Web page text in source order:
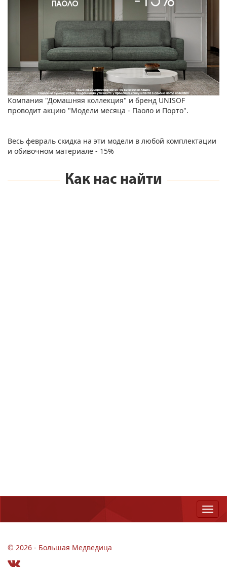
Компания "Домашняя коллекция" и бренд UNISOF
проводит акцию "Модели месяца - Паоло и Порто".
Весь февраль скидка на эти модели в любой комплектации
и обивочном материале - 15%
Как нас найти
© 2026 - Большая Медведица